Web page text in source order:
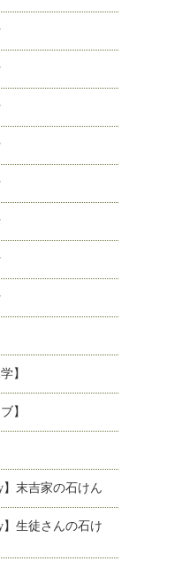
】
】
】末吉家の石けん
】生徒さんの石け